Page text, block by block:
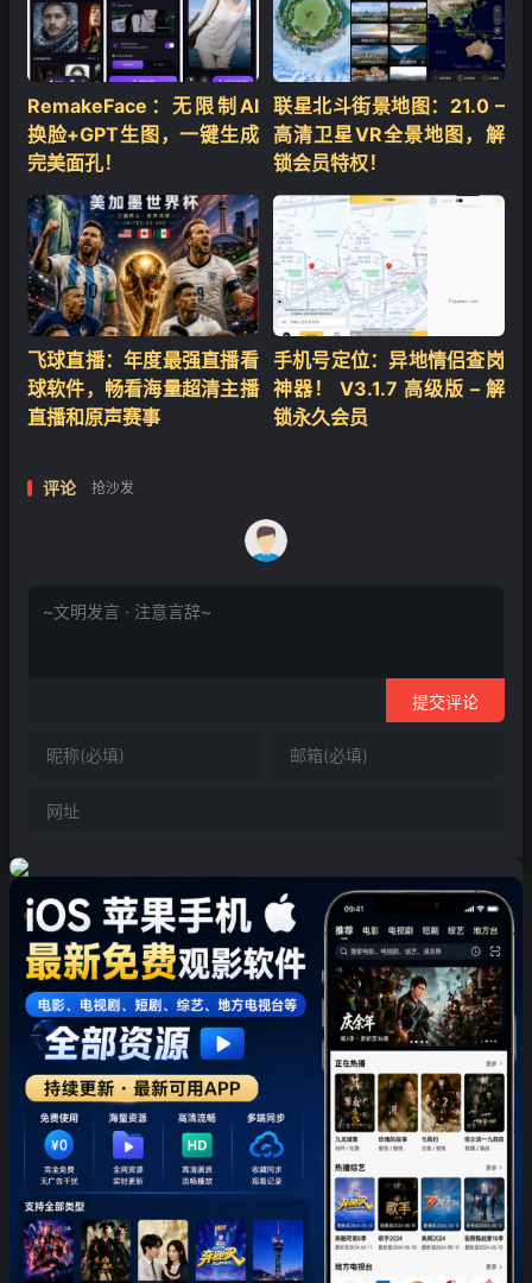
RemakeFace：无限制AI
换脸+GPT生图，一键生成
完美面孔！
联星北斗街景地图：21.0 –
高清卫星VR全景地图，解
锁会员特权！
飞球直播：年度最强直播看
球软件，畅看海量超清主播
直播和原声赛事
手机号定位：异地情侣查岗
神器！ V3.1.7 高级版 – 解
锁永久会员
评论 抢沙发
提交评论